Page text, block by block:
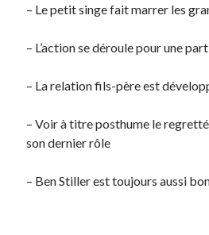
– Le petit singe fait marrer les
– L’action se déroule pour une
– La relation fils-père est
– Voir à titre posthume le
son dernier rôle
– Ben Stiller est toujours aussi